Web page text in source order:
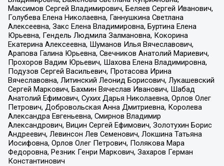
Максимов Сергей Владимирович, Беляев Сергей Иванович,
Голубева Елена Николаевна, Ганнушкина Светлана
Алексеевна, Закс Елена Владимировна, Буртина Елена
Юрьевна, Гендель Людмила Залмановна, Кокорина
Екатерина Алексеевна, Шуманов Илья Вячеславович,
Арапова Галина Юрьевна, Свечников Анатолий Мариевич,
Прохоров Вадим Юрьевич, Шахова Елена Владимировна,
Подузов Сергей Васильевич, Протасова Ирина
Вячеславовна, Литинский Леонид Борисович, Лукашевский
Сергей Маркович, Бахмин Вячеслав Иванович, Шабад
Анатолий Ефимович, Сухих Дарья Николаевна, Орлов Олег
Петрович, Добровольская Анна Дмитриевна, Королева
Александра Евгеньевна, Смирнов Владимир
Александрович, Вицин Сергей Ефимович, Золотухин Борис
Андреевич, Левинсон Лев Семенович, Локшина Татьяна
Иосифовна, Орлов Олег Петрович, Полякова Мара
Федоровна, Резник Генри Маркович, Захаров Герман
Константинович